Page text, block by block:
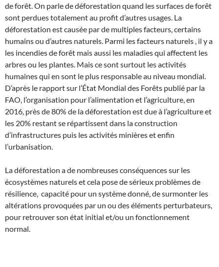
de forêt. On parle de déforestation quand les surfaces de forêt
sont perdues totalement au profit d’autres usages. La
déforestation est causée par de multiples facteurs, certains
humains ou d’autres naturels. Parmi les facteurs naturels , il y a
les incendies de forêt mais aussi les maladies qui affectent les
arbres ou les plantes. Mais ce sont surtout les activités
humaines qui en sont le plus responsable au niveau mondial.
D’après le rapport sur l’État Mondial des Forêts publié par la
FAO, l’organisation pour l’alimentation et l’agriculture, en
2016, près de 80% de la déforestation est due à l’agriculture et
les 20% restant se répartissent dans la construction
d’infrastructures puis les activités minières et enfin
l’urbanisation.
La déforestation a de nombreuses conséquences sur les
écosystèmes naturels et cela pose de sérieux problèmes de
résilience, capacité pour un système donné, de surmonter les
altérations provoquées par un ou des éléments perturbateurs,
pour retrouver son état initial et/ou un fonctionnement
normal.